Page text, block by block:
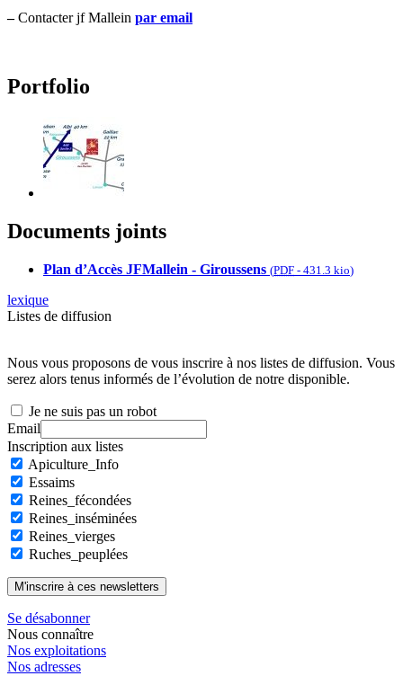
–Contacter jf Mallein par email
Portfolio
Documents joints
Plan d’Accès JFMallein - Giroussens (PDF - 431.3 kio)
lexique
Listes de diffusion
Nous vous proposons de vous inscrire à nos listes de diffusion. Vous
serez alors tenus informés de l’évolution de notre disponible.
Je ne suis pas un robot
Email
Inscription aux listes
Apiculture_Info
Essaims
Reines_fécondées
Reines_inséminées
Reines_vierges
Ruches_peuplées
Se désabonner
Nous connaître
Nos exploitations
Nos adresses